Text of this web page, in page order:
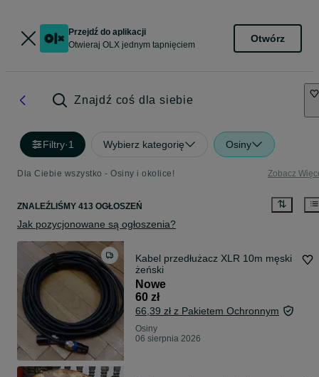
Przejdź do aplikacji
Otwieraj OLX jednym tapnięciem
Otwórz
Znajdź coś dla siebie
Filtry·1 Wybierz kategorię Osiny
Dla Ciebie wszystko - Osiny i okolice! Zobacz
ZNALEŹLIŚMY 413 OGŁOSZEŃ
Jak pozycjonowane są ogłoszenia?
Kabel przedłużacz XLR 10m męski
żeński
Nowe
60 zł
66,39 zł z Pakietem Ochronnym
Osiny
06 sierpnia 2026